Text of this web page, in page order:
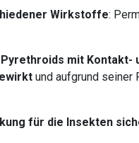
Wirkstoffe:
mit Kontakt-
und aufgrund seiner
für die Insekten